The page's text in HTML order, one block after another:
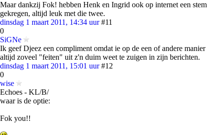
Maar dankzij Fok! hebben Henk en Ingrid ook op internet een stem
gekregen, altijd leuk met die twee.
dinsdag 1 maart 2011, 14:34 uur #11
0
SiGNe
Ik geef Djeez een compliment omdat ie op de een of andere manier
altijd zoveel "feiten" uit z'n duim weet te zuigen in zijn berichten.
dinsdag 1 maart 2011, 15:01 uur #12
0
wise
Echoes - KL/B/
waar is de optie:
Fok you!!